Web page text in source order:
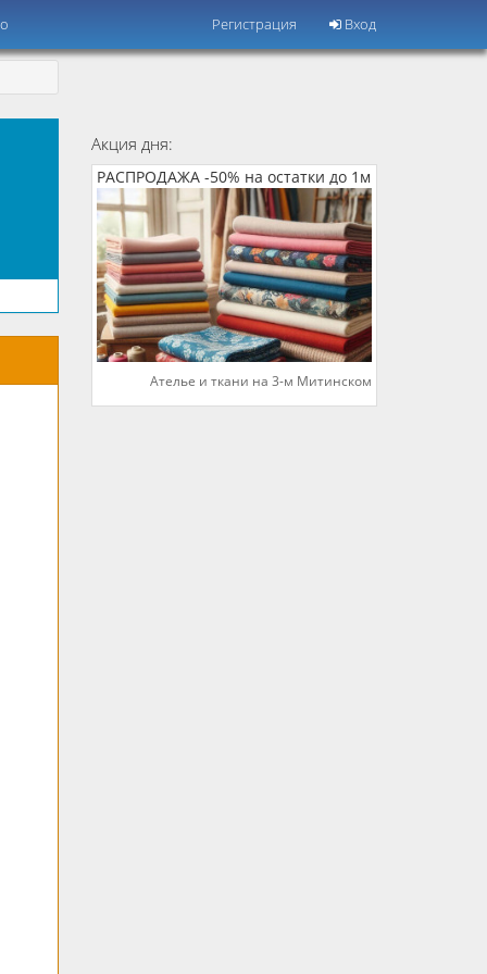
Регистрация Вход
Акция дня:
РАСПРОДАЖА -50% на остатки до 1м
Ателье и ткани на 3-м Митинском